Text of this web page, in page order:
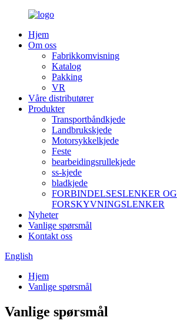
Hjem
Om oss
Fabrikkomvisning
Katalog
Pakking
VR
Våre distributører
Produkter
Transportbåndkjede
Landbrukskjede
Motorsykkelkjede
Feste
bearbeidingsrullekjede
ss-kjede
bladkjede
FORBINDELSESLENKER OG
FORSKYVNINGSLENKER
Nyheter
Vanlige spørsmål
Kontakt oss
English
Hjem
Vanlige spørsmål
Vanlige spørsmål